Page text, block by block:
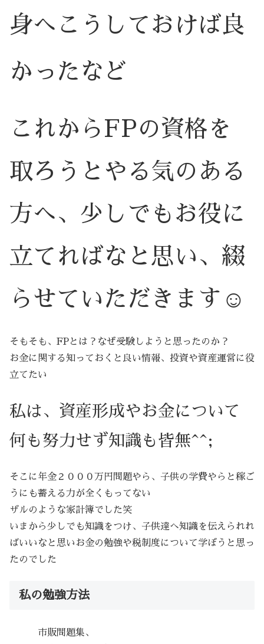
身へこうしておけば良
かったなど
これからFPの資格を
取ろうとやる気のある
方へ、少しでもお役に
立てればなと思い、綴
らせていただきます☺️
そもそも、FPとは？なぜ受験しようと思ったのか？
お金に関する知っておくと良い情報、投資や資産運営に役
立てたい
私は、資産形成やお金について
何も努力せず知識も皆無^^;
そこに年金２０００万円問題やら、子供の学費やらと稼ご
うにも蓄える力が全くもってない
ザルのような家計簿でした笑
いまから少しでも知識をつけ、子供達へ知識を伝えられれ
ばいいなと思いお金の勉強や税制度について学ぼうと思っ
たのでした
私の勉強方法
市販問題集、